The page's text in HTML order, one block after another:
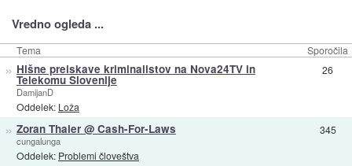
Vredno ogleda ...
Tema Sporočila
» Hišne preiskave kriminalistov na Nova24TV in
Telekomu Slovenije
DamijanD
Oddelek: Loža
26
» Zoran Thaler @ Cash-For-Laws
cungalunga
Oddelek: Problemi človeštva
345